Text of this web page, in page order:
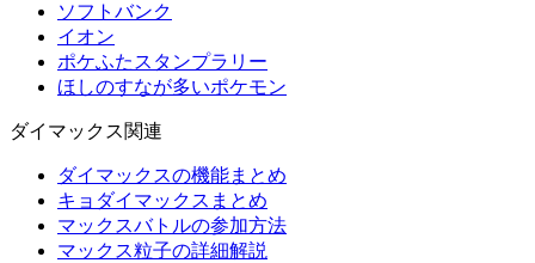
ソフトバンク
イオン
ポケふたスタンプラリー
ほしのすなが多いポケモン
ダイマックス関連
ダイマックスの機能まとめ
キョダイマックスまとめ
マックスバトルの参加方法
マックス粒子の詳細解説